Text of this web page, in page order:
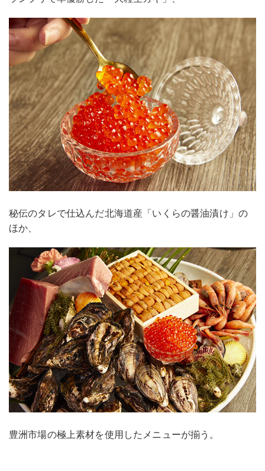
秘伝のタレで仕込んだ北海道産「いくらの醤油漬け」の
ほか、
豊洲市場の極上素材を使用したメニューが揃う。